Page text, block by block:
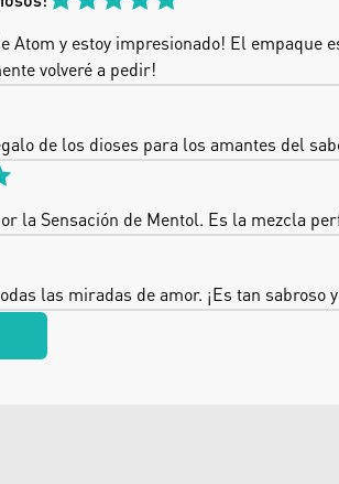
Atom y estoy impresionado! El empaque
volveré a pedir!
de los dioses para los amantes del
la Sensación de Mentol. Es la mezcla
las miradas de amor. ¡Es tan